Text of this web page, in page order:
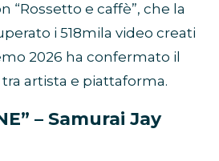
“Rossetto e caffè”, che la
i 518mila video creati
2026 ha confermato il
artista e piattaforma.
– Samurai Jay